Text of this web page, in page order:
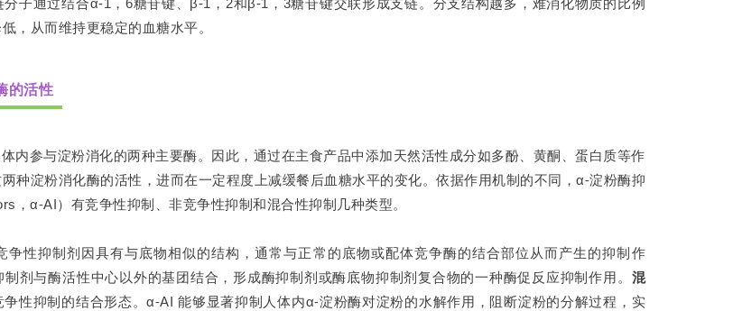
子通过结合α-1，6糖苷键、β-1，2和β-1，3糖苷键交联形成支链。分支结构越多，难消化物质的比例
，从而维持更稳定的血糖水平。
的活性
内参与淀粉消化的两种主要酶。因此，通过在主食产品中添加天然活性成分如多酚、黄酮、蛋白质等作
种淀粉消化酶的活性，进而在一定程度上减缓餐后血糖水平的变化。依据作用机制的不同，α⁃淀粉酶抑
，α⁃AI）有竞争性抑制、非竞争性抑制和混合性抑制几种类型。
争性抑制剂因具有与底物相似的结构，通常与正常的底物或配体竞争酶的结合部位从而产生的抑制作
制剂与酶活性中心以外的基团结合，形成酶抑制剂或酶底物抑制剂复合物的一种酶促反应抑制作用。 混
性抑制的结合形态。α⁃AI 能够显著抑制人体内α⁃淀粉酶对淀粉的水解作用，阻断淀粉的分解过程，实